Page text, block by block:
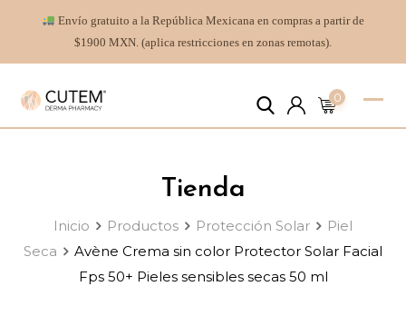
Envío gratuito a la República Mexicana en compras a partir de
$1900 MXN. (aplica restricciones en zonas remotas).
0
Tienda
Inicio Productos Protección Solar
Piel
Seca
Avène Crema sin color Protector Solar Facial
Fps 50+ Pieles sensibles secas 50 ml